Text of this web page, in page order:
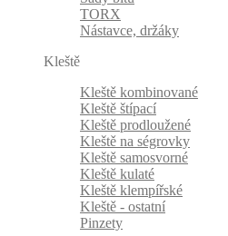
TORX
Nástavce, držáky
Kleště
Kleště kombinované
Kleště štípací
Kleště prodloužené
Kleště na ségrovky
Kleště samosvorné
Kleště kulaté
Kleště klempířské
Kleště - ostatní
Pinzety